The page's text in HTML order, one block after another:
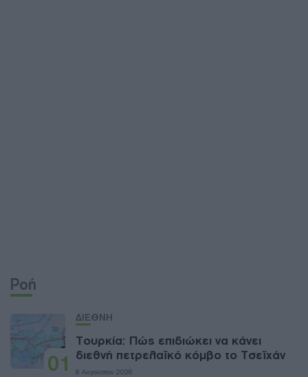
Ροή
01
ΔΙΕΘΝΗ
Τουρκία: Πώς επιδιώκει να κάνει
διεθνή πετρελαϊκό κόμβο το Τσεϊχάν
8 Αυγούστου 2026